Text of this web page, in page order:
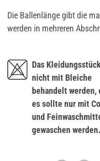
Die Ballenlänge gibt die
werden in mehreren
Das
nicht mit Bleiche
behandelt werden,
es sollte nur mit
und
gewaschen werden.